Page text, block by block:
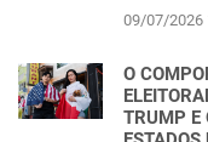
09/07/2026
O
TRUMP E